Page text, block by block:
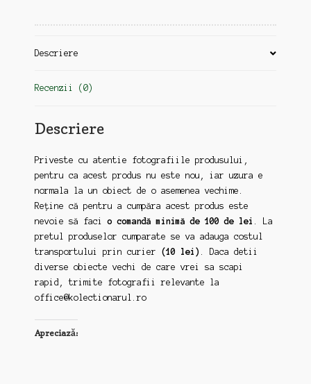
Descriere
Recenzii (0)
Descriere
Priveste cu atentie fotografiile produsului,
pentru ca acest produs nu este nou, iar uzura e
normala la un obiect de o asemenea vechime.
Reține că pentru a cumpăra acest produs este
nevoie să facio comandă minimă de 100 de lei
. La
pretul produselor cumparate se va adauga costul
transportului prin curier
(10 lei)
. Daca detii
diverse obiecte vechi de care vrei sa scapi
rapid, trimite fotografii relevante la
office@kolectionarul.ro
Apreciază: